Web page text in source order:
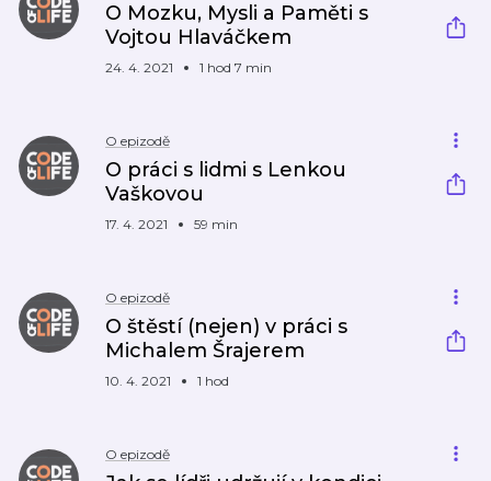
O Mozku, Mysli a Paměti s
Vojtou Hlaváčkem
24. 4. 2021 1 hod 7 min
O epizodě
O práci s lidmi s Lenkou
Vaškovou
17. 4. 2021 59 min
O epizodě
O štěstí (nejen) v práci s
Michalem Šrajerem
10. 4. 2021 1 hod
O epizodě